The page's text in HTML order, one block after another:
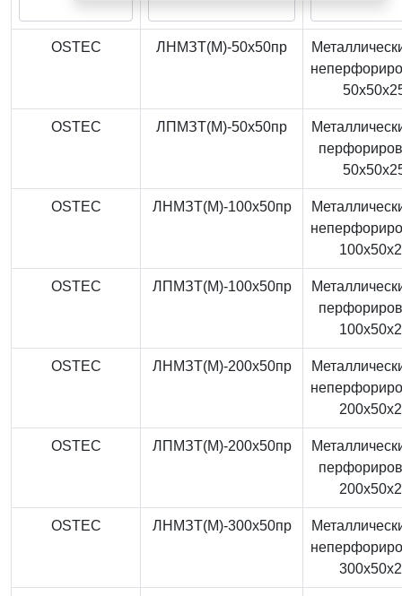
OSTEC ЛНМЗТ(М)-50x50пр
OSTEC ЛПМЗТ(М)-50x50пр
OSTEC ЛНМЗТ(М)-100x50пр
OSTEC ЛПМЗТ(М)-100x50пр
OSTEC ЛНМЗТ(М)-200x50пр
OSTEC ЛПМЗТ(М)-200x50пр
OSTEC ЛНМЗТ(М)-300x50пр